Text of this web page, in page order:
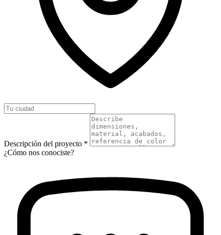
Descripción del proyecto *
¿Cómo nos conociste?